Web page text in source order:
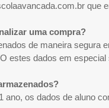
que
uma compra?
de maneira segura
estes dados em especial
os dados de aluno